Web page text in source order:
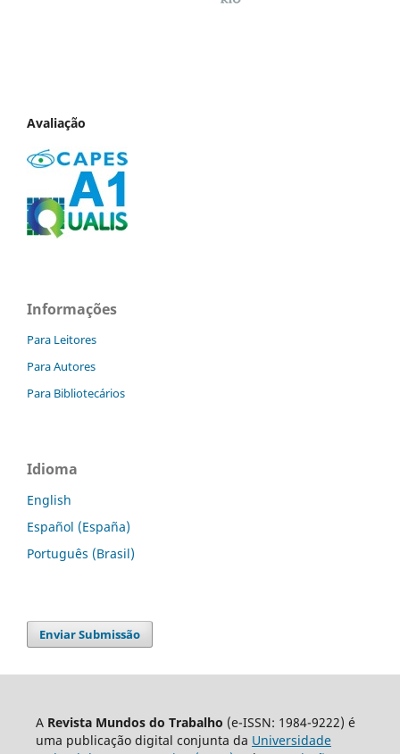
Avaliação
Informações
Para Leitores
Para Autores
Para Bibliotecários
Idioma
English
Español (España)
Português (Brasil)
Enviar Submissão
A Revista Mundos do Trabalho (e-ISSN: 1984-9222) é
uma publicação digital conjunta da Universidade